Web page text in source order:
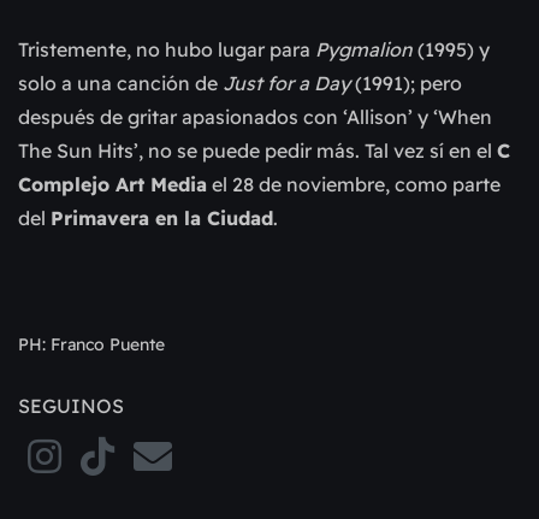
Tristemente, no hubo lugar para Pygmalion (1995) y
solo a una canción de Just for a Day(1991); pero
después de gritar apasionados con ‘Allison’ y ‘When
The Sun Hits’, no se puede pedir más. Tal vez sí en el C
Complejo Art Media el 28 de noviembre, como parte
del Primavera en la Ciudad.
PH: Franco Puente
SEGUINOS